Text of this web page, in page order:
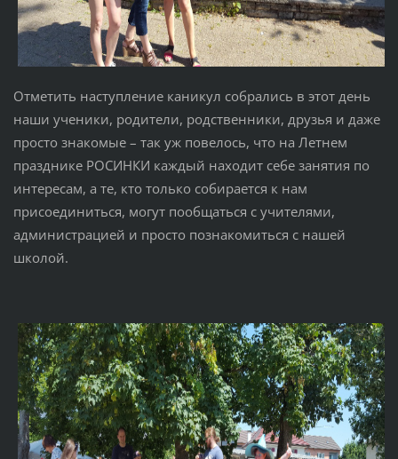
Отметить наступление каникул собрались в этот день
наши ученики, родители, родственники, друзья и даже
просто знакомые – так уж повелось, что на Летнем
празднике РОСИНКИ каждый находит себе занятия по
интересам, а те, кто только собирается к нам
присоединиться, могут пообщаться с учителями,
администрацией и просто познакомиться с нашей
школой.